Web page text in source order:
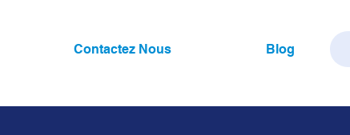
Contactez Nous Blog